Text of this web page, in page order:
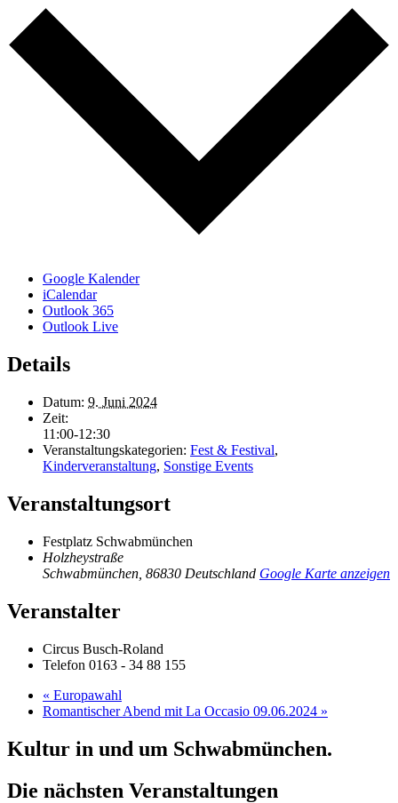
Google Kalender
iCalendar
Outlook 365
Outlook Live
Details
Datum: 9. Juni 2024
Zeit:
11:00-12:30
Veranstaltungskategorien: Fest & Festival,
Kinderveranstaltung, Sonstige Events
Veranstaltungsort
Festplatz Schwabmünchen
Holzheystraße
Schwabmünchen 86830 Deutschland Google Karte anzeigen
Veranstalter
Circus Busch-Roland
Telefon 0163 - 34 88 155
« Europawahl
Romantischer Abend mit La Occasio 09.06.2024 »
Kultur in und um Schwabmünchen.
Die nächsten Veranstaltungen